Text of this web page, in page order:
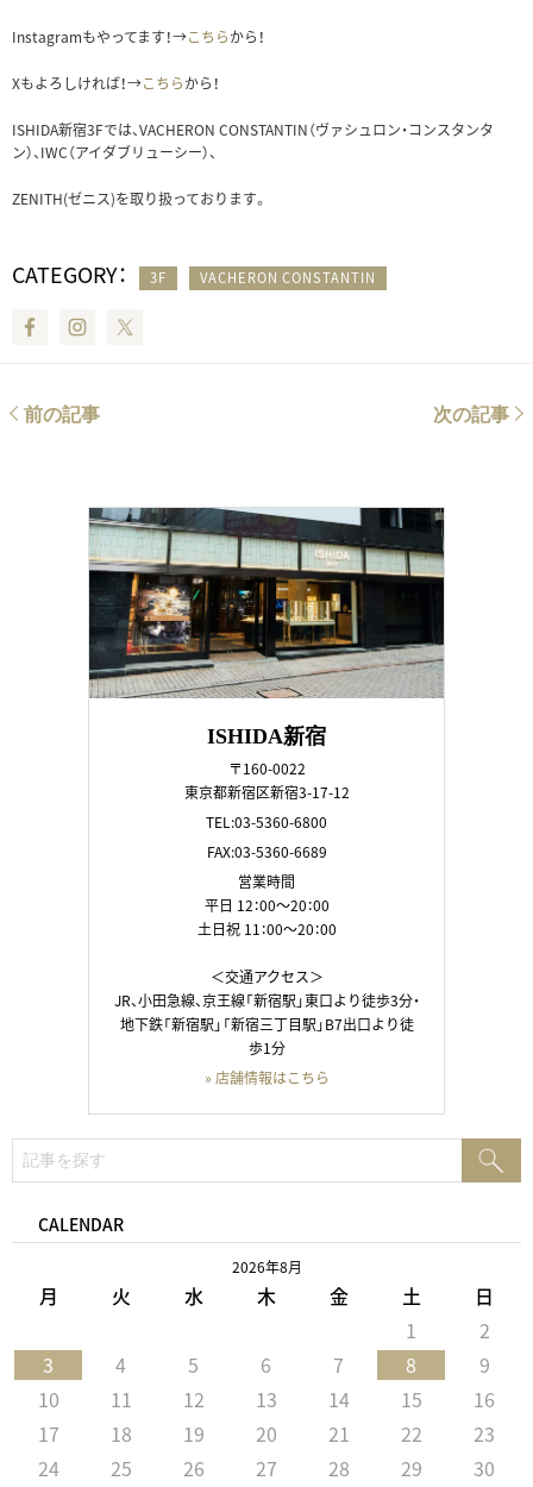
Instagramもやってます！→こちらから！
Xもよろしければ！→こちらから！
ISHIDA新宿3Fでは、VACHERON CONSTANTIN（ヴァシュロン・コンスタンタ
ン）、IWC（アイダブリューシー）、
ZENITH(ゼニス)を取り扱っております。
CATEGORY： 3F VACHERON CONSTANTIN
FacebookInstagram
前の記事 次の記事
ISHIDA新宿
〒160-0022
東京都新宿区新宿3-17-12
TEL:03-5360-6800
FAX:03-5360-6689
営業時間
平日 12：00～20：00
土日祝 11：00～20：00
＜交通アクセス＞
JR、小田急線、京王線「新宿駅」東口より徒歩3分・
地下鉄「新宿駅」「新宿三丁目駅」B7出口より徒
歩1分
» 店舗情報はこちら
索:
CALENDAR
2026年8月
月 火 水 木 金 土 日
1
2
3
4 5 6 7 8
9
10
11 12 13 14 15
16
17
18 19 20 21 22
23
24
25 26 27 28 29
30